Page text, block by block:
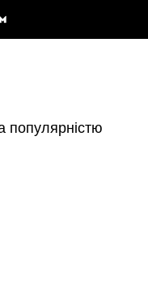
популярністю